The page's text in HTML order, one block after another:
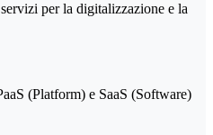
per la digitalizzazione e la
(Platform) e SaaS (Software)